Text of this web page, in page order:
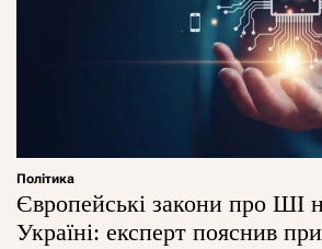
Політика
Європейські закони про ШІ
Україні: експерт пояснив